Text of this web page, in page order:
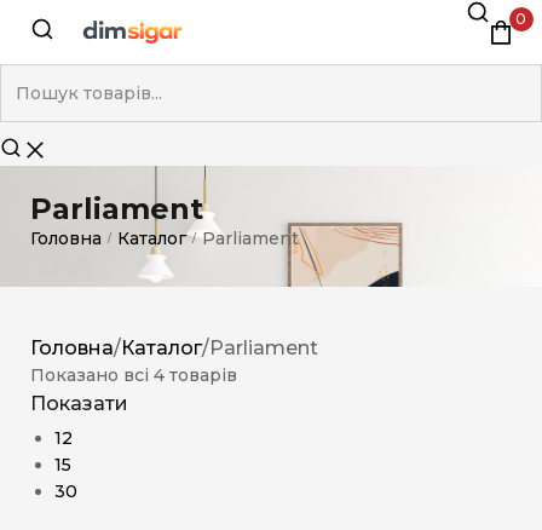
0
Parliament
Головна / Каталог / Parliament
Головна/Каталог/Parliament
Показано всі 4 товарів
Показати
12
15
30